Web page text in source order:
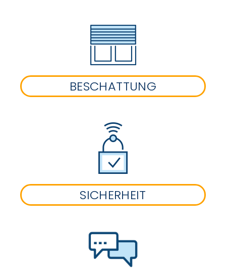
BESCHATTUNG
SICHERHEIT